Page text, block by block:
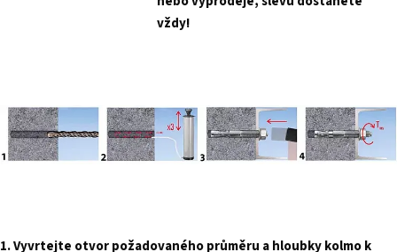
vždy!
1. Vyvrtejte otvor požadovaného průměru a hloubky kolmo k